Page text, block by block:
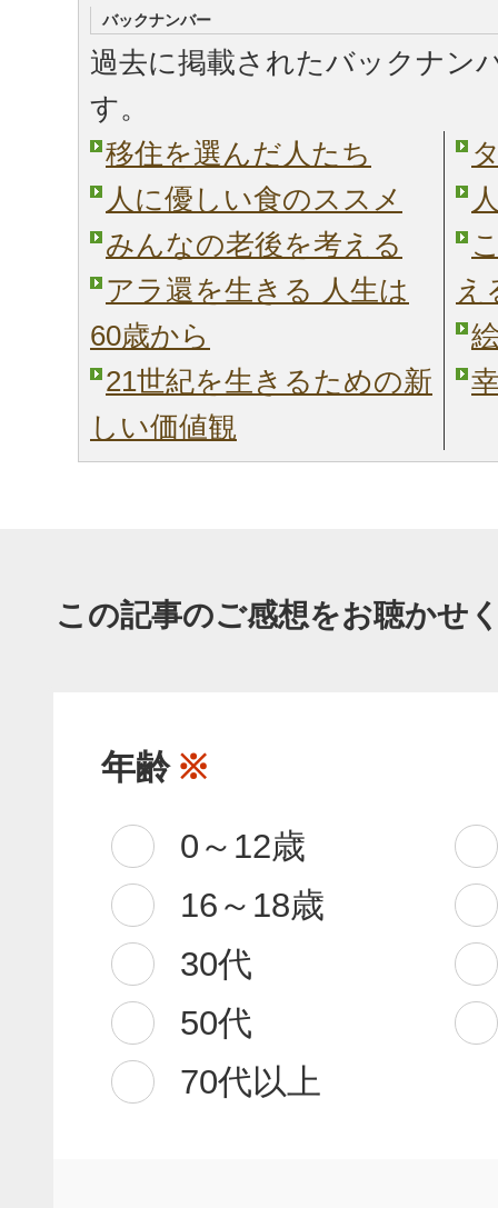
バックナンバー
過去に掲載されたバックナン
す。
移住を選んだ人たち
人に優しい食のススメ
みんなの老後を考える
え
アラ還を生きる 人生は
60歳から
21世紀を生きるための新
しい価値観
この記事のご感想をお聴かせ
年齢 ※
0～12歳
16～18歳
30代
50代
70代以上